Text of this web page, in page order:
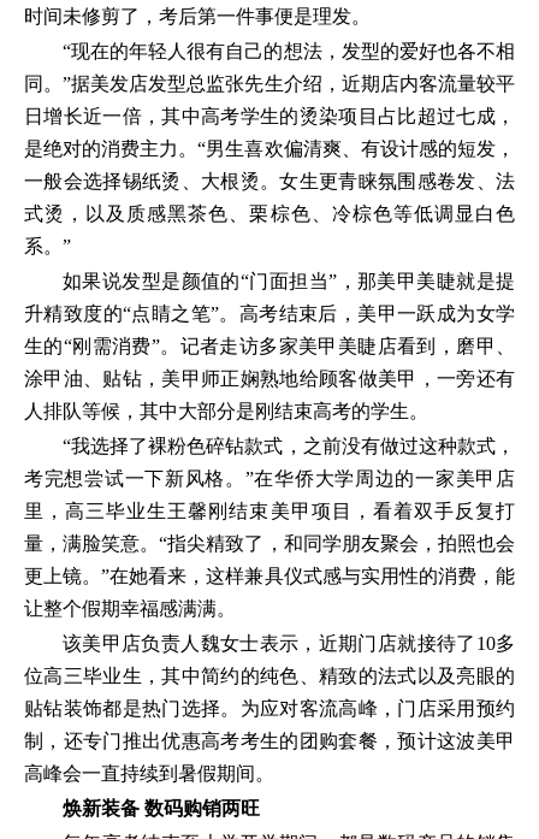
时间未修剪了，考后第一件事便是理发。
“现在的年轻人很有自己的想法，发型的爱好也各不相
同。”据美发店发型总监张先生介绍，近期店内客流量较平
日增长近一倍，其中高考学生的烫染项目占比超过七成，
是绝对的消费主力。“男生喜欢偏清爽、有设计感的短发，
一般会选择锡纸烫、大根烫。女生更青睐氛围感卷发、法
式烫，以及质感黑茶色、栗棕色、冷棕色等低调显白色
系。”
如果说发型是颜值的“门面担当”，那美甲美睫就是提
升精致度的“点睛之笔”。高考结束后，美甲一跃成为女学
生的“刚需消费”。记者走访多家美甲美睫店看到，磨甲、
涂甲油、贴钻，美甲师正娴熟地给顾客做美甲，一旁还有
人排队等候，其中大部分是刚结束高考的学生。
“我选择了裸粉色碎钻款式，之前没有做过这种款式，
考完想尝试一下新风格。”在华侨大学周边的一家美甲店
里，高三毕业生王馨刚结束美甲项目，看着双手反复打
量，满脸笑意。“指尖精致了，和同学朋友聚会，拍照也会
更上镜。”在她看来，这样兼具仪式感与实用性的消费，能
让整个假期幸福感满满。
该美甲店负责人魏女士表示，近期门店就接待了10多
位高三毕业生，其中简约的纯色、精致的法式以及亮眼的
贴钻装饰都是热门选择。为应对客流高峰，门店采用预约
制，还专门推出优惠高考考生的团购套餐，预计这波美甲
高峰会一直持续到暑假期间。
焕新装备 数码购销两旺